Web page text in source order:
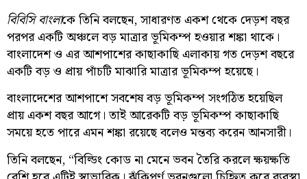
বিবিসি বাংলাকে তিনি বলছেন, সাধারণত একশ থেকে দেড়শ বছর
পরপর একটি অঞ্চলে বড় মাত্রার ভূমিকম্প হওয়ার শঙ্কা থাকে।
বাংলাদেশ ও এর আশপাশের কাছাকাছি এলাকায় গত দেড়শ বছরে
একটি বড় ও প্রায় পাঁচটি মাঝারি মাত্রার ভূমিকম্প হয়েছে।
বাংলাদেশের আশপাশে সবশেষ বড় ভূমিকম্প সংগঠিত হয়েছিল
প্রায় একশ বছর আগে। তাই আরেকটি বড় ভূমিকম্প কাছাকাছি
সময়ে হতে পারে এমন শঙ্কা রয়েছে বলেও মন্তব্য করেন আনসারী।
তিনি বলছেন, “বিল্ডিং কোড না মেনে ভবন তৈরি করলে ক্ষয়ক্ষতি